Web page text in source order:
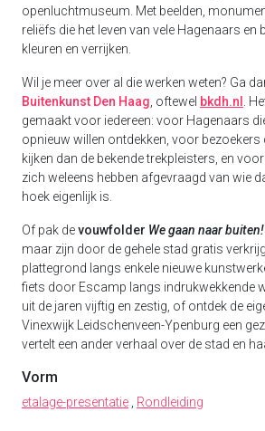
openluchtmuseum. Met beelden,
reliëfs die het leven van vele Hagenaars en
kleuren en verrijken.
Wil je meer over al die werken weten? Ga
Buitenkunst Den Haag , oftewel bkdh.nl
.
gemaakt voor iedereen: voor Hagenaars
opnieuw willen ontdekken, voor bezoekers
kijken dan de bekende trekpleisters, en
zich weleens hebben afgevraagd van wie
hoek eigenlijk is.
Of pak devouwfolder We gaan naar buiten!
maar zijn door de gehele stad gratis
plattegrond langs enkele nieuwe
fiets door Escamp langs indrukwekkende
uit de jaren vijftig en zestig, of ontdek de
Vinexwijk Leidschenveen-Ypenburg een
vertelt een ander verhaal over de stad en
Vorm
etalage-presentatie Rondleiding